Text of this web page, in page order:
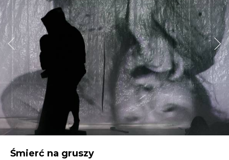
Śmierć na gruszy